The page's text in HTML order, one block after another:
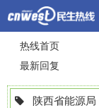
热线首页
最新回复
陕西省能源局